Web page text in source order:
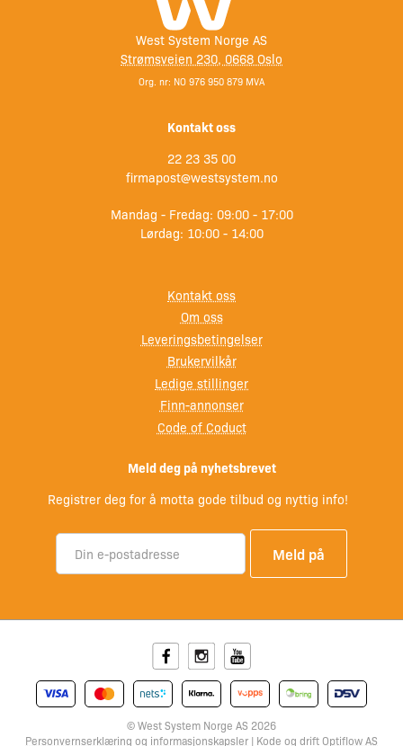
West System Norge AS
Strømsveien 230, 0668 Oslo
Org. nr: NO 976 950 879 MVA
Kontakt oss
22 23 35 00
firmapost@westsystem.no
Mandag - Fredag: 09:00 - 17:00
Lørdag: 10:00 - 14:00
Kontakt oss
Om oss
Leveringsbetingelser
Brukervilkår
Ledige stillinger
Finn-annonser
Code of Coduct
Meld deg på nyhetsbrevet
Registrer deg for å motta gode tilbud og nyttig info!
© West System Norge AS 2026
Personvernserklæring og informasjonskapsler | Kode og driftOptiflow AS
FacebookInstagramYoutube